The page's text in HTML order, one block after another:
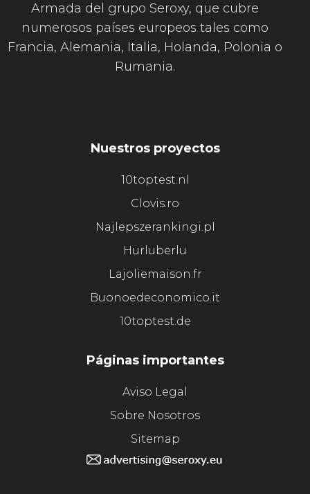
Armada del grupo Seroxy, que cubre
numerosos países europeos tales como
Francia, Alemania, Italia, Holanda, Polonia o
Rumania.
Nuestros proyectos
10toptest.nl
Clovis.ro
Najlepszerankingi.pl
Hurluberlu
Lajoliemaison.fr
Buonoedeconomico.it
10toptest.de
Páginas importantes
Aviso Legal
Sobre Nosotros
Sitemap